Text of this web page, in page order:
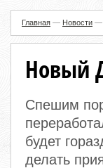
Главная — Новости —
Новый
Спешим
будет
делать